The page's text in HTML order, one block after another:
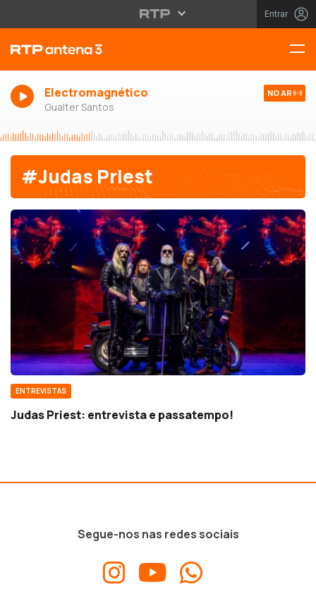
Entrar
Electromagnético
Gualter Santos
NO AR
#Judas Priest
ENTREVISTAS
Judas Priest: entrevista e passatempo!
Segue-nos nas redes sociais